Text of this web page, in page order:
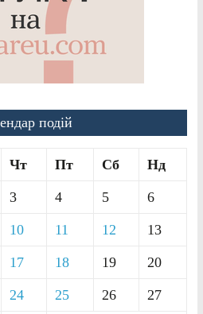
подій
Чт Пт Сб Нд
3 4 5 6
10 11 12 13
17 18 19 20
24 25 26 27